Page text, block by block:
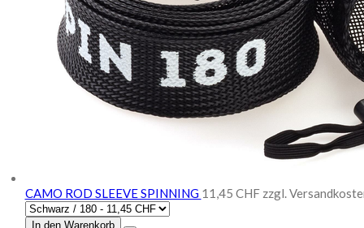
CAMO ROD SLEEVE SPINNING 11,45 CHF zzgl.
In den Warenkorb